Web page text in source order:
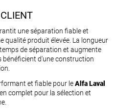
une séparation fiable et
qualité produit élevée. La longueur
de séparation et augmente
bénéficient d'une construction
et fiable pour leAlfa Laval
complet pour la sélection et